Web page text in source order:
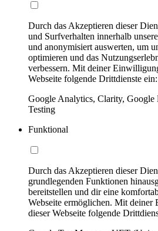
Durch das Akzeptieren dieser
und Surfverhalten innerhalb
und anonymisiert auswerten, um
optimieren und das
verbessern. Mit deiner
Webseite folgende Drittdienste ein:
Google Analytics, Clarity, Google
Testing
Funktional
Durch das Akzeptieren dieser
grundlegenden Funktionen
bereitstellen und dir eine
Webseite ermöglichen. Mit
dieser Webseite folgende